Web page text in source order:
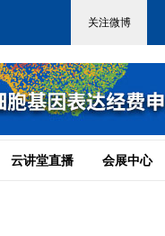
云讲堂直播 会展中心